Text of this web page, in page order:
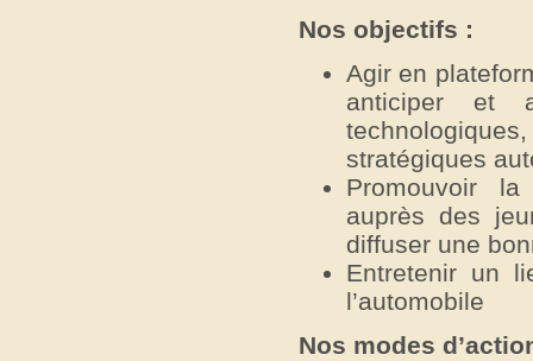
Nos objectifs :
Agir en
anticiper et
stratégiques
Promouvoir
auprès des
diffuser une
Entretenir un
l’automobile
Nos modes